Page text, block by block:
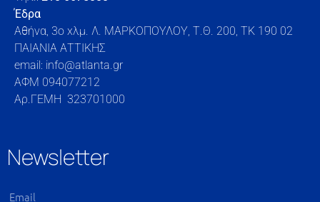
Έδρα
Αθήνα, 3o xλμ. Λ. ΜΑΡΚΟΠΟΥΛΟΥ, Τ.Θ. 200, TK 190 02
ΠΑΙΑΝΙΑ ΑΤΤΙΚΗΣ
email: info@atlanta.gr
ΑΦΜ 094077212
Αρ.ΓΕΜΗ 323701000
Newsletter